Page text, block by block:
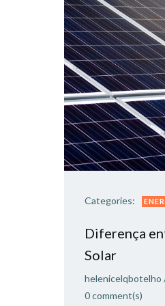
Categories:
Diferença
Solar
helenicelqbotelho
0comment(s)